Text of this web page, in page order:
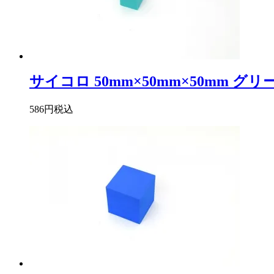
サイコロ 50mm×50mm×50mm グリ
586円税込